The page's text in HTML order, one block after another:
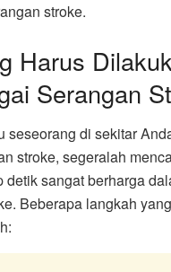
stroke.
Harus
Serangan
seseorang di sekitar
stroke, segeralah
detik sangat berharga
Beberapa langkah